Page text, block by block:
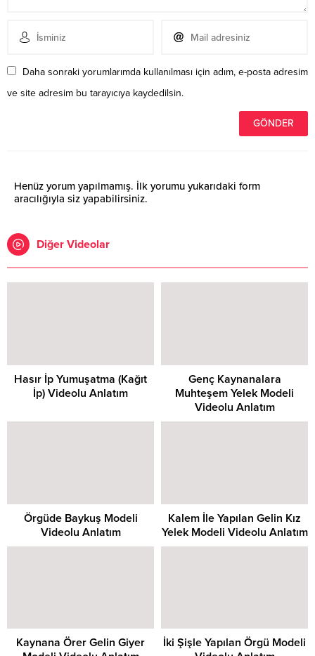
Daha sonraki yorumlarımda kullanılması için adım, e-posta adresim
ve site adresim bu tarayıcıya kaydedilsin.
Henüz yorum yapılmamış. İlk yorumu yukarıdaki form
aracılığıyla siz yapabilirsiniz.
Diğer Videolar
Hasır İp Yumuşatma (Kağıt
İp) Videolu Anlatım
Genç Kaynanalara
Muhteşem Yelek Modeli
Videolu Anlatım
Örgüde Baykuş Modeli
Videolu Anlatım
Kalem İle Yapılan Gelin Kız
Yelek Modeli Videolu Anlatım
Kaynana Örer Gelin Giyer
İki Şişle Yapılan Örgü Modeli